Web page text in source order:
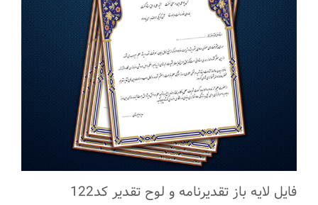
فایل لایه باز تقدیرنامه و لوح تقدیر کد122